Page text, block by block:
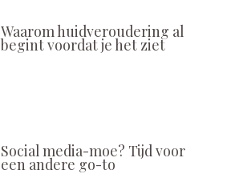
Waarom huidveroudering al
begint voordat je het ziet
Social media-moe? Tijd voor
een andere go-to